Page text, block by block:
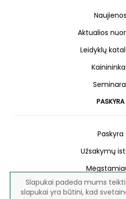
Slapukai padeda mums
slapukai yra būtini, kad
Naujienos
Aktualios
Leidyklų
PASKYRA
Paskyra
Užsakymų